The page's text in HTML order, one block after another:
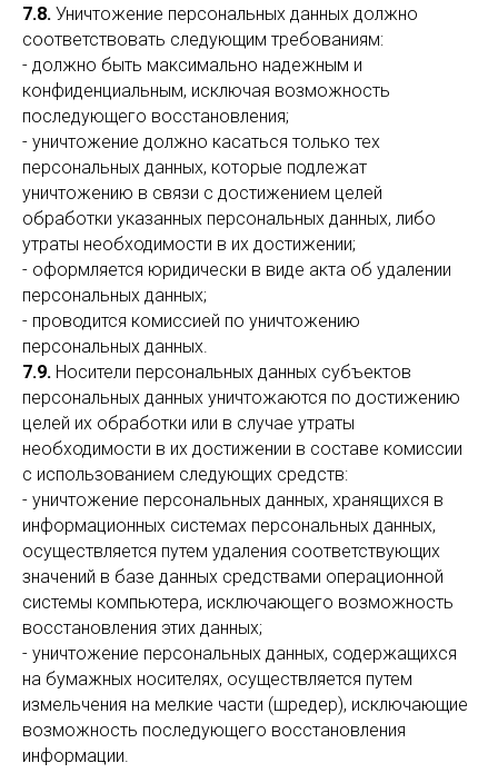
7.8. Уничтожение персональных данных должно
соответствовать следующим требованиям:
- должно быть максимально надежным и
конфиденциальным, исключая возможность
последующего восстановления;
- уничтожение должно касаться только тех
персональных данных, которые подлежат
уничтожению в связи с достижением целей
обработки указанных персональных данных, либо
утраты необходимости в их достижении;
- оформляется юридически в виде акта об удалении
персональных данных;
- проводится комиссией по уничтожению
персональных данных.
7.9. Носители персональных данных субъектов
персональных данных уничтожаются по достижению
целей их обработки или в случае утраты
необходимости в их достижении в составе комиссии
с использованием следующих средств:
- уничтожение персональных данных, хранящихся в
информационных системах персональных данных,
осуществляется путем удаления соответствующих
значений в базе данных средствами операционной
системы компьютера, исключающего возможность
восстановления этих данных;
- уничтожение персональных данных, содержащихся
на бумажных носителях, осуществляется путем
измельчения на мелкие части (шредер), исключающие
возможность последующего восстановления
информации.